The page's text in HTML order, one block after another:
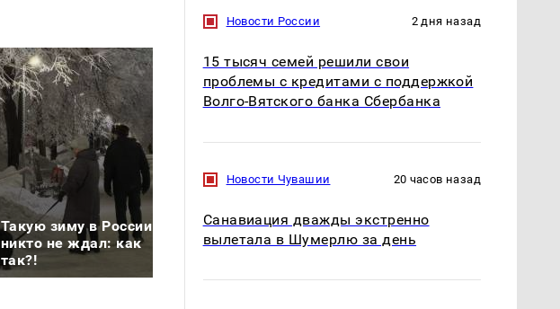
Такую зиму в России
никто не ждал: как
так?!
На Урале из казны
были украдены 18
крушение вертолета на
Новости России 2 дня назад
15 тысяч семей решили свои
проблемы с кредитами с поддержкой
Волго-Вятского банка Сбербанка
Новости Чувашии 20 часов назад
Санавиация дважды экстренно
вылетала в Шумерлю за день